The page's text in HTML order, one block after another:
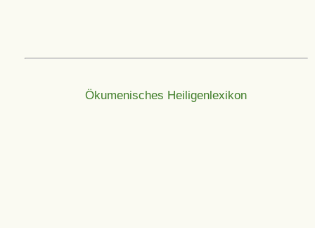
Ökumenisches Heiligenlexikon